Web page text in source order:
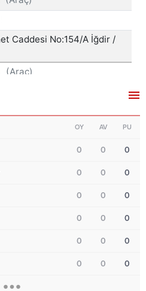
OY AV PU
0 0 0
0 0 0
0 0 0
0 0 0
0 0 0
0 0 0